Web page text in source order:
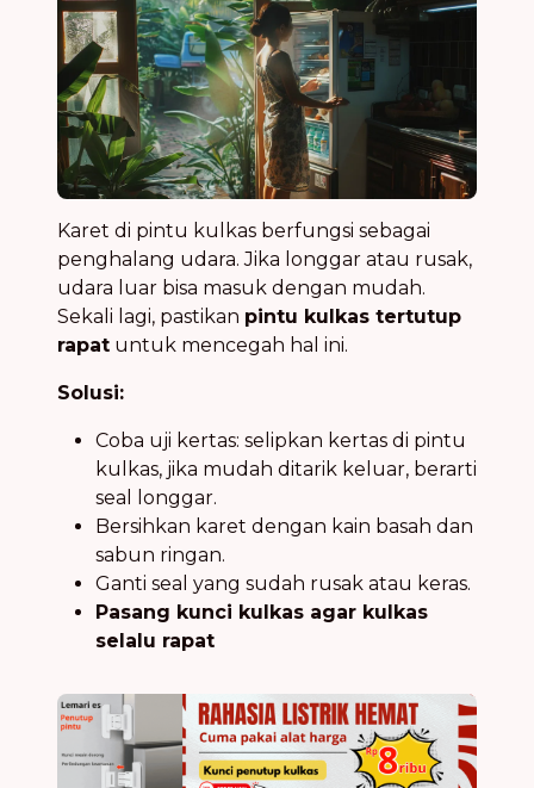
Karet di pintu kulkas berfungsi sebagai
penghalang udara. Jika longgar atau rusak,
udara luar bisa masuk dengan mudah.
Sekali lagi, pastikan pintu kulkas tertutup
rapat untuk mencegah hal ini.
Solusi:
Coba uji kertas: selipkan kertas di pintu
kulkas, jika mudah ditarik keluar, berarti
seal longgar.
Bersihkan karet dengan kain basah dan
sabun ringan.
Ganti seal yang sudah rusak atau keras.
Pasang kunci kulkas agar kulkas
selalu rapat